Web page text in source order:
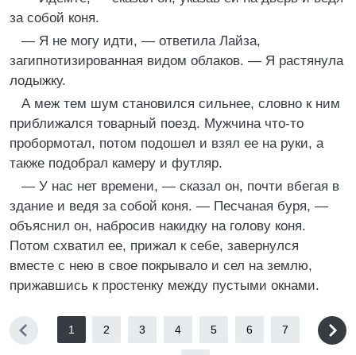
за собой коня.
— Я не могу идти, — ответила Лайза,
загипнотизированная видом облаков. — Я растянула
лодыжку.
А меж тем шум становился сильнее, словно к ним
приближался товарный поезд. Мужчина что-то
пробормотал, потом подошел и взял ее на руки, а
также подобрал камеру и футляр.
— У нас нет времени, — сказал он, почти вбегая в
здание и ведя за собой коня. — Песчаная буря, —
объяснил он, набросив накидку на голову коня.
Потом схватил ее, прижал к себе, завернулся
вместе с нею в свое покрывало и сел на землю,
прижавшись к простенку между пустыми окнами.
1 2 3 4 5 6 7